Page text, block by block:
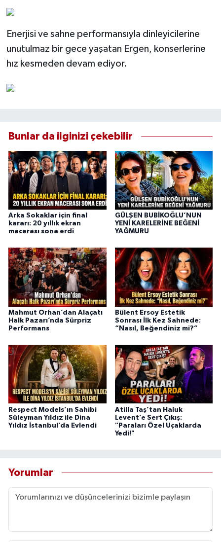
Enerjisi ve sahne performansıyla dinleyicilerine
unutulmaz bir gece yaşatan Ergen, konserlerine
hız kesmeden devam ediyor.
Bunlar da ilginizi çekebilir
Arka Sokaklar için final
kararı: 20 yıllık ekran
macerası sona erdi
GÜLŞEN BUBİKOĞLU’NUN
YENİ KARELERİNE BEĞENİ
YAĞMURU
Mahmut Orhan’dan Alaçatı
Halk Pazarı’nda Sürpriz
Performans
Bülent Ersoy Estetik
Sonrası İlk Kez Sahnede:
“Nasıl, Beğendiniz mi?”
Respect Models’ın Sahibi
Süleyman Yıldız ile Dina
Yıldız İstanbul’da Evlendi
Atilla Taş’tan Haluk
Levent’e Sert Çıkış:
"Paraları Özel Uçaklarda
Yedi!"
Yorumlar